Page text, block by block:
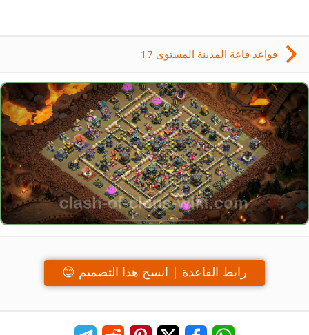
قواعد قاعة المدينة المستوى 17
رابط القاعدة | انسخ هذا التصميم 😊